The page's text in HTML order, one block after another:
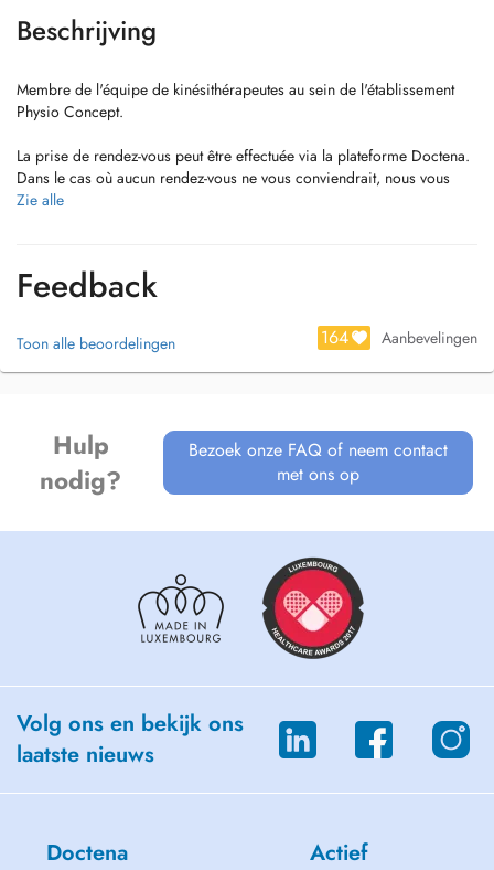
Beschrijving
Membre de l'équipe de kinésithérapeutes au sein de l'établissement
Physio Concept.
La prise de rendez-vous peut être effectuée via la plateforme Doctena.
Dans le cas où aucun rendez-vous ne vous conviendrait, nous vous
prions de bien vouloir nous contacter soit sur mon numéro personnel
A marcaçao de consultas pode ser feita através da plataforma
nos contacte, seja pelo meu numero pessoal : +352 691 235 310 ,
seja pelo numero do consultorio: +352 28 99 88 11.
obrigada.
Zie alle
Feedback
Toon alle beoordelingen 164 Aanbevelingen
Hulp
nodig?
Bezoek onze FAQ of neem contact
met ons op
Volg ons en bekijk ons
laatste nieuws
Doctena Actief